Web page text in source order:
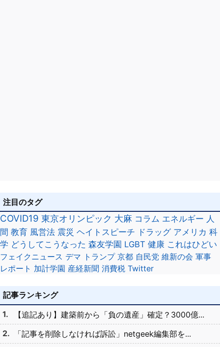
注目のタグ
COVID19 東京オリンピック 大麻 コラム エネルギー 人
間 教育 風営法 震災 ヘイトスピーチ ドラッグ アメリカ 科
学 どうしてこうなった 森友学園 LGBT 健康 これはひどい
フェイクニュース デマ トランプ 京都 自民党 維新の会 軍事
レポート 加計学園 産経新聞 消費税 Twitter
記事ランキング
【追記あり】建築前から「負の遺産」確定？3000億...
「記事を削除しなければ訴訟」netgeek編集部を...